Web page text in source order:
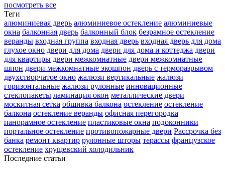
посмотреть все
Теги
алюминиевая дверь алюминиевое остекление алюминиевые
окна балконная дверь балконный блок безрамное остекление
веранды входная группа входная дверь входная дверь для дома
глухое окно двери для дома двери для дома и коттеджа двери
для квартиры двери межкомнатные двери межкомнатные
шпон двери межкомнатные экошпон дверь с терморазрывом
двухстворчатое окно жалюзи вертикальные жалюзи
горизонтальные жалюзи рулонные инновационные
стеклопакеты ламинация окон металлические двери
москитная сетка обшивка балкона остекление остекление
балкона остекление веранды офисная перегородка
панорамное остекление пластиковые окна подоконники
портальное остекление противопожарные двери Рассрочка без
банка ремонт квартир рулонные шторы терассы французское
остекление хрущевский холодильник
Последние статьи